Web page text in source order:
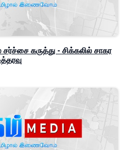
கருத்து - சிக்கலில் சாகர